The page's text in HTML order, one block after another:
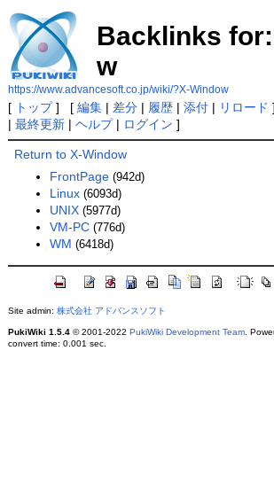
Backlinks
w
https://www.advancesoft.co.jp/wiki/?X-Window
[ トップ] [ 編集| 差分| 履歴| 添付| リロード
| 最終更新| ヘルプ| ログイン ]
Return to X-Window
FrontPage (942d)
Linux (6093d)
UNIX (5977d)
VM-PC (776d)
WM (6418d)
Site admin: 株式会社 アドバンスソフト
PukiWiki 1.5.4© 2001-2022 PukiWiki Development Team.
convert time: 0.001 sec.